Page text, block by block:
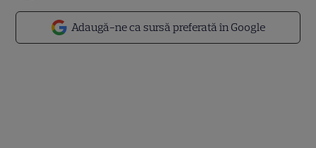
Adaugă-ne ca sursă preferată în Google